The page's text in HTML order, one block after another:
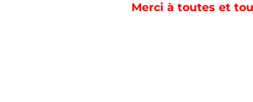
Merci à toutes et